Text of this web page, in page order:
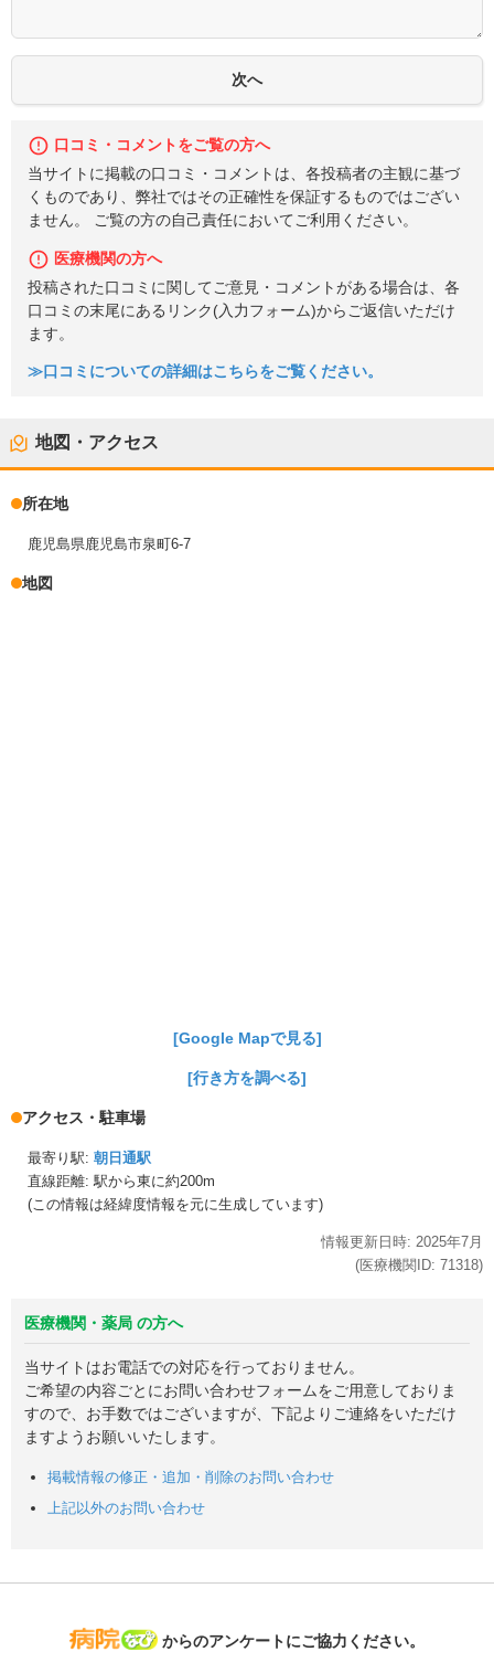
口コミ・コメントをご覧の方へ
当サイトに掲載の口コミ・コメントは、各投稿者の主観に基づ
くものであり、弊社ではその正確性を保証するものではござい
ません。 ご覧の方の自己責任においてご利用ください。
医療機関の方へ
投稿された口コミに関してご意見・コメントがある場合は、各
口コミの末尾にあるリンク(入力フォーム)からご返信いただけ
ます。
≫口コミについての詳細はこちらをご覧ください。
地図・アクセス
所在地
鹿児島県鹿児島市泉町6-7
地図
[Google Mapで見る]
[行き方を調べる]
アクセス・駐車場
最寄り駅: 朝日通駅
直線距離: 駅から東に約200m
(この情報は経緯度情報を元に生成しています)
情報更新日時: 2025年7月
(医療機関ID: 71318)
医療機関・薬局 の方へ
当サイトはお電話での対応を行っておりません。
ご希望の内容ごとにお問い合わせフォームをご用意しておりま
すので、お手数ではございますが、下記よりご連絡をいただけ
ますようお願いいたします。
掲載情報の修正・追加・削除のお問い合わせ
上記以外のお問い合わせ
病院なび
からのアンケートにご協力ください。